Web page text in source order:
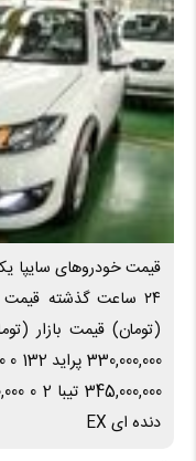
۲۴ ساعت گذشته قیمت
دنده ای EX